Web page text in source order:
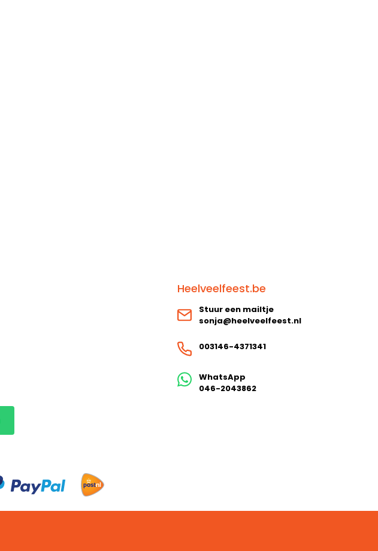
Heelveelfeest.be
Stuur een mailtje
sonja@heelveelfeest.nl
003146-4371341
WhatsApp
046-2043862